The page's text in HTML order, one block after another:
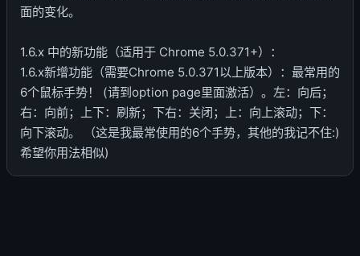
面的变化。
1.6.x 中的新功能（适用于 Chrome 5.0.371+）：
1.6.x新增功能（需要Chrome 5.0.371以上版本）：最常用的
6个鼠标手势！ (请到option page里面激活）。左：向后；
右：向前；上下：刷新；下右：关闭；上：向上滚动；下：
向下滚动。 （这是我最常使用的6个手势，其他的我记不住:)
希望你用法相似)